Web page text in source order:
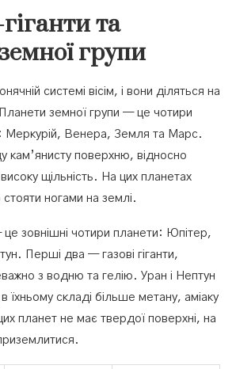
та
групи
системі вісім, і вони діляться на
земної групи — це чотири
Меркурій, Венера, Земля та Марс.
кам’янисту поверхню, відносно
високу щільність. На цих планетах
ногами на землі.
це зовнішні чотири планети: Юпітер,
Перші два — газові гіганти,
з водню та гелію. Уран і Нептун
їхньому складі більше метану, аміаку
планет не має твердої поверхні, на